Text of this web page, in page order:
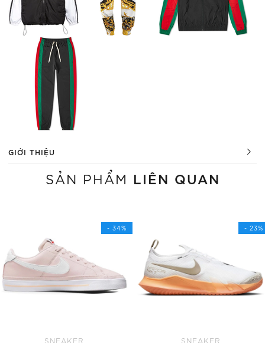
GIỚI THIỆU
SẢN PHẨM LIÊN QUAN
- 34%
SNEAKER
- 23%
SNEAKER